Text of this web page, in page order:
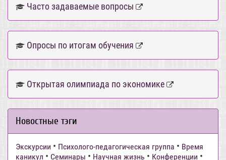
Часто задаваемые вопросы
Опросы по итогам обучения
Открытая олимпиада по экономике
Новостные тэги
Экскурсии • Психолого-педагогическая группа • Время
каникул • Семинары • Научная жизнь • Конференции •